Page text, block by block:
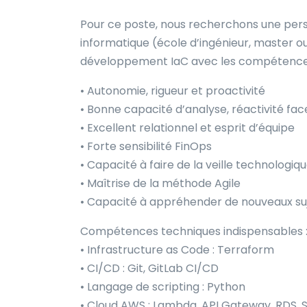
Pour ce poste, nous recherchons une
informatique (école d’ingénieur, master
développement IaC avec les
• Autonomie, rigueur et proactivité
• Bonne capacité d’analyse, réactivité
• Excellent relationnel et esprit d’équipe
• Forte sensibilité FinOps
• Capacité à faire de la veille
• Maîtrise de la méthode Agile
• Capacité à appréhender de nouveaux
Compétences techniques indispensables :
• Infrastructure as Code : Terraform
• CI/CD : Git, GitLab CI/CD
• Langage de scripting : Python